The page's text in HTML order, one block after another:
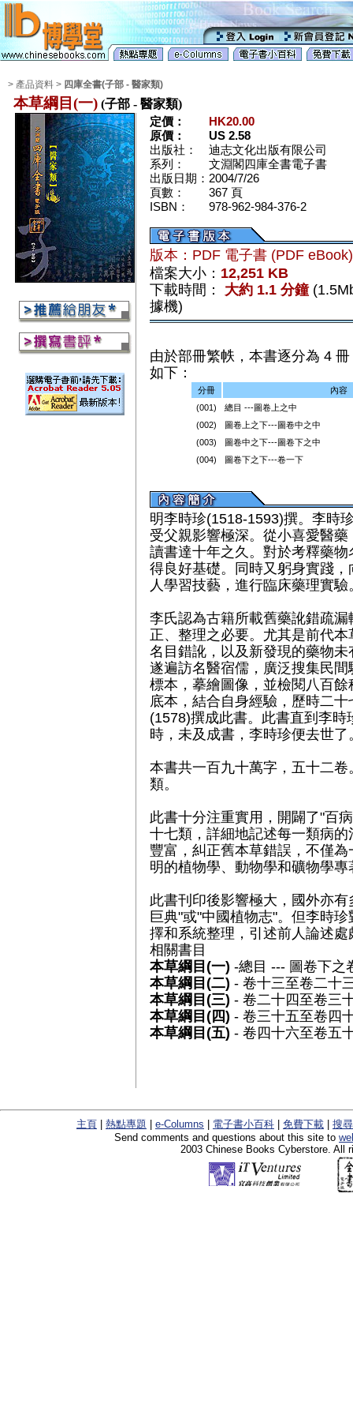
> 產品資料 > 四庫全書(子部 - 醫家類)
本草綱目(一) (子部 - 醫家類)
定價：
HK20.00
原價：
US 2.58
出版社：
迪志文化出版有限公司
系列：
文淵閣四庫全書電子書
出版日期： 2004/7/26
頁數：
367 頁
ISBN：
978-962-984-376-2
版本：PDF 電子書 (PDF
檔案大小： 12,251 KB
下載時間：
大約 1.1 分鐘
據機)
由於部冊繁帙，本書逐分為 4
如下：
分冊
內容
(001)
總目 ---圖卷上之中
(002)
圖卷上之下---圖卷中之中
(003)
圖卷中之下---圖卷下之中
(004)
圖卷下之下---卷一下
明李時珍(1518-1593)撰。李時
受父親影響極深。從小喜愛醫
讀書達十年之久。對於考釋藥
得良好基礎。同時又躬身實踐
人學習技藝，進行臨床藥理實驗
李氏認為古籍所載舊藥訛錯疏
正、整理之必要。尤其是前代
名目錯訛，以及新發現的藥物
遂遍訪名醫宿儒，廣泛搜集民
標本，摹繪圖像，並檢閱八百
底本，結合自身經驗，歷時二
(1578)撰成此書。此書直到李
時，未及成書，李時珍便去世了
本書共一百九十萬字，五十二
類。
此書十分注重實用，開闢了"百
十七類，詳細地記述每一類病
豐富，糾正舊本草錯誤，不僅
明的植物學、動物學和礦物學專
此書刊印後影響極大，國外亦
巨典"或"中國植物志"。但李時
擇和系統整理，引述前人論述
相關書目
本草綱目(一) -總目 --- 圖卷下之
本草綱目(二) - 卷十三至卷二十
本草綱目(三) - 卷二十四至卷三
本草綱目(四) - 卷三十五至卷四
本草綱目(五) - 卷四十六至卷五
主頁 熱點專題 e-Columns 電子書小百科 免費下載
搜
Send comments and questions about this site to
2003 Chinese Books Cyberstore. All